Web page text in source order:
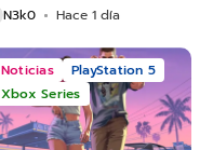
N3k0 Hace 1 día
Noticias
PlayStation 5
Xbox Series